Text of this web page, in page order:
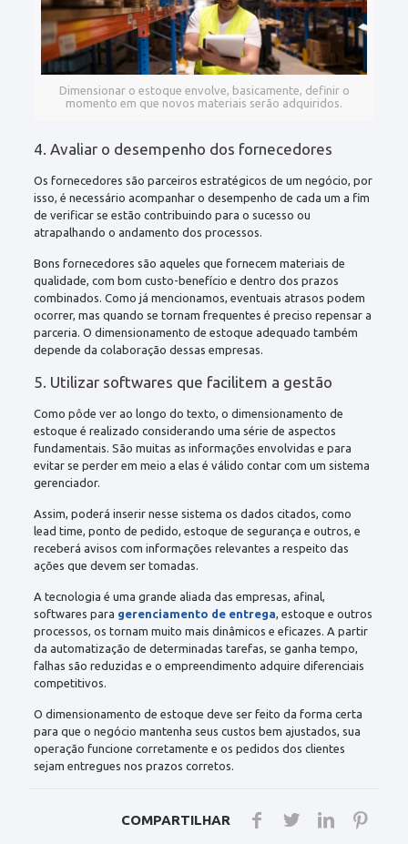
Dimensionar o estoque envolve, basicamente, definir o
momento em que novos materiais serão adquiridos.
4. Avaliar o desempenho dos fornecedores
Os fornecedores são parceiros estratégicos de um negócio, por
isso, é necessário acompanhar o desempenho de cada um a fim
de verificar se estão contribuindo para o sucesso ou
atrapalhando o andamento dos processos.
Bons fornecedores são aqueles que fornecem materiais de
qualidade, com bom custo-benefício e dentro dos prazos
combinados. Como já mencionamos, eventuais atrasos podem
ocorrer, mas quando se tornam frequentes é preciso repensar a
parceria. O dimensionamento de estoque adequado também
depende da colaboração dessas empresas.
5. Utilizar softwares que facilitem a gestão
Como pôde ver ao longo do texto, o dimensionamento de
estoque é realizado considerando uma série de aspectos
fundamentais. São muitas as informações envolvidas e para
evitar se perder em meio a elas é válido contar com um sistema
gerenciador.
Assim, poderá inserir nesse sistema os dados citados, como
lead time, ponto de pedido, estoque de segurança e outros, e
receberá avisos com informações relevantes a respeito das
ações que devem ser tomadas.
A tecnologia é uma grande aliada das empresas, afinal,
softwares para gerenciamento de entrega, estoque e outros
processos, os tornam muito mais dinâmicos e eficazes. A partir
da automatização de determinadas tarefas, se ganha tempo,
falhas são reduzidas e o empreendimento adquire diferenciais
competitivos.
O dimensionamento de estoque deve ser feito da forma certa
para que o negócio mantenha seus custos bem ajustados, sua
operação funcione corretamente e os pedidos dos clientes
sejam entregues nos prazos corretos.
COMPARTILHAR